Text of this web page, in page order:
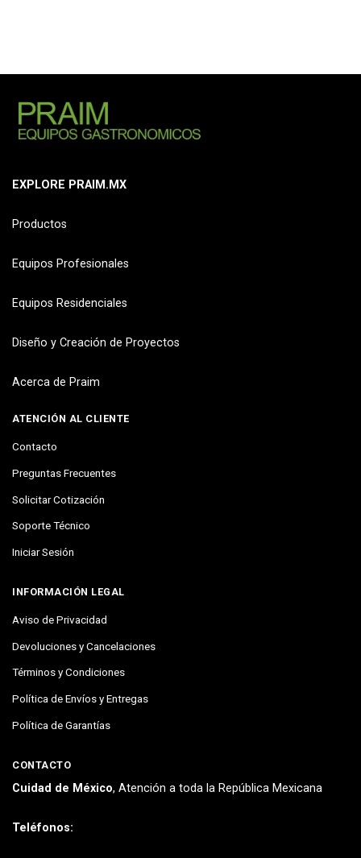
EXPLORE PRAIM.MX
Productos
Equipos Profesionales
Equipos Residenciales
Diseño y Creación de Proyectos
Acerca de Praim
ATENCIÓN AL CLIENTE
Contacto
Preguntas Frecuentes
Solicitar Cotización
Soporte Técnico
Iniciar Sesión
INFORMACIÓN LEGAL
Aviso de Privacidad
Devoluciones y Cancelaciones
Términos y Condiciones
Política de Envíos y Entregas
Política de Garantías
CONTACTO
Cuidad de México, Atención a toda la República Mexicana
Teléfonos: